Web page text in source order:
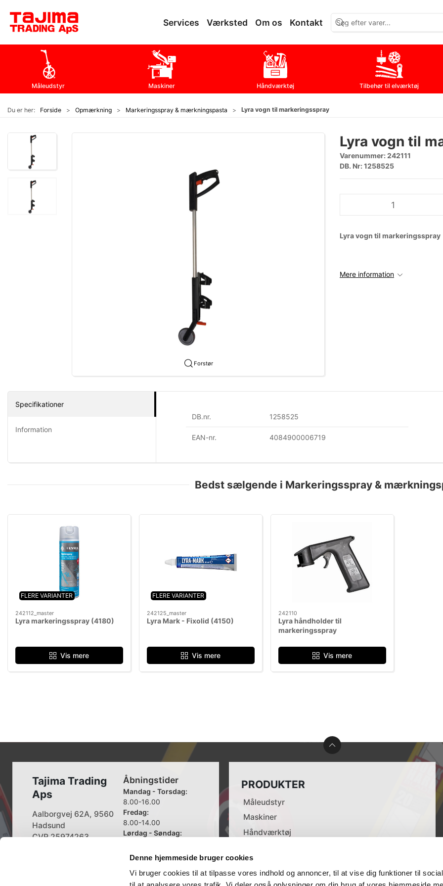
Denne hjemmeside bruger cookies
Vi bruger cookies til at tilpasse vores indhold og annoncer, til at vise dig funktioner til
Services Værksted Om os Kontakt
Måleudstyr Maskiner Håndværktøj Tilbehør til elværktøj
Du er her: Forside Opmærkning Markeringsspray & mærkningspasta Lyra vogn til markeringsspray
Forstør
Lyra vogn til
Varenummer:242111
DB. Nr: 1258525
Lyra vogn til markeringsspray
Mere information
Specifikationer
Information
DB.nr. 1258525
EAN-nr. 4084900006719
Bedst sælgende i Markeringsspray &
FLERE VARIANTER
242112_master
Lyra markeringsspray (4180)
Vis mere
FLERE VARIANTER
242125_master
Lyra Mark - Fixolid (4150)
Vis mere
242110
Lyra håndholder til
markeringsspray
Vis mere
Tajima Trading
Aps
Aalborgvej 62A, 9560
Hadsund
CVR 25974263
Åbningstider
Mandag - Torsdag:
8.00-16.00
Fredag:
8.00-14.00
Lørdag - Søndag:
+45 96 52 08 60
info@tajima.dk
PRODUKTER
Måleudstyr
Maskiner
Håndværktøj
Opmærkning
Lasere